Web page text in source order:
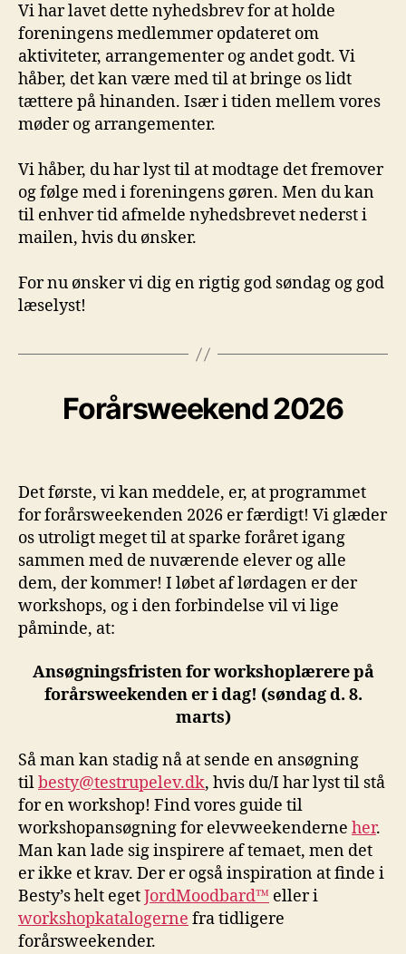
Vi har lavet dette nyhedsbrev for at holde
foreningens medlemmer opdateret om
aktiviteter, arrangementer og andet godt. Vi
håber, det kan være med til at bringe os lidt
tættere på hinanden. Især i tiden mellem vores
møder og arrangementer.
Vi håber, du har lyst til at modtage det fremover
og følge med i foreningens gøren. Men du kan
til enhver tid afmelde nyhedsbrevet nederst i
mailen, hvis du ønsker.
For nu ønsker vi dig en rigtig god søndag og god
læselyst!
Forårsweekend 2026
Det første, vi kan meddele, er, at programmet
for forårsweekenden 2026 er færdigt! Vi glæder
os utroligt meget til at sparke foråret igang
sammen med de nuværende elever og alle
dem, der kommer! I løbet af lørdagen er der
workshops, og i den forbindelse vil vi lige
påminde, at:
Ansøgningsfristen for workshoplærere på
forårsweekenden er i dag! (søndag d. 8.
marts)
Så man kan stadig nå at sende en ansøgning
tilbesty@testrupelev.dk, hvis du/I har lyst til stå
for en workshop! Find vores guide til
workshopansøgning for elevweekenderne her.
Man kan lade sig inspirere af temaet, men det
er ikke et krav. Der er også inspiration at finde i
Besty’s helt egetJordMoodbard™ eller i
workshopkatalogerne fra tidligere
forårsweekender.